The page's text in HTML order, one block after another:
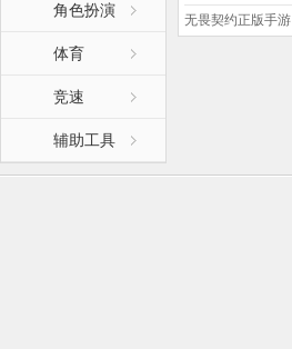
角色扮演
体育
竞速
辅助工具
无畏契约正版手游